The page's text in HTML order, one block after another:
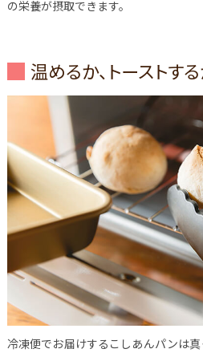
の栄養が摂取できます。
温めるか、トーストす
冷凍便でお届けするこしあんパンは